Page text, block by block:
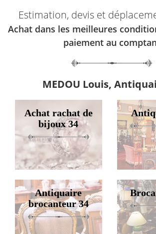
Estimation, devis et
Achat dans les meilleures
paiement au
MEDOU Louis,
Achat rachat de
bijoux 34
Antiquaire
brocanteur 34